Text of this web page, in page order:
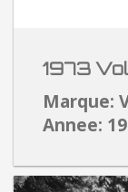
1973
Marque:
Annee: